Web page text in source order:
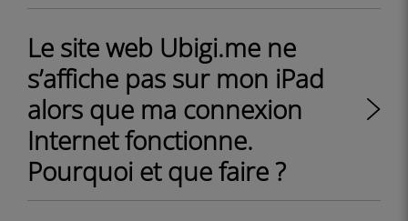
Le site web Ubigi.me ne
s’affiche pas sur mon iPad
alors que ma connexion
Internet fonctionne.
Pourquoi et que faire ?